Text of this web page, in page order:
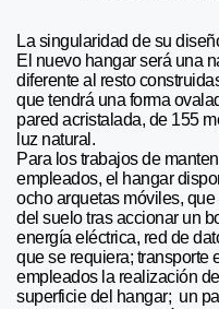
La singularidad de su
El nuevo hangar será una
diferente al resto
que tendrá una forma
pared acristalada, de 155
luz natural.
Para los trabajos de
empleados, el hangar
ocho arquetas móviles,
del suelo tras accionar un
energía eléctrica, red de
que se requiera; transporte
empleados la realización
superficie del hangar; un